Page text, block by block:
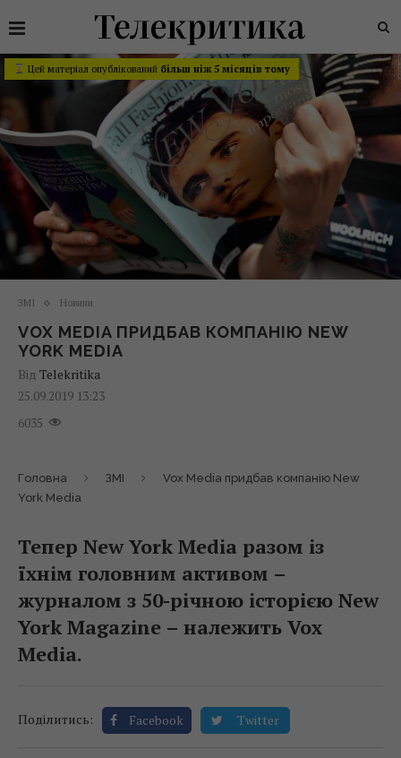
Цей матеріал опублікований більш ніж 5 місяців тому
ЗМІ Новини
VOX MEDIA ПРИДБАВ КОМПАНІЮ NEW
YORK MEDIA
Від Telekritika
25.09.2019 13:23
6035
Головна ЗМІ
Vox Media придбав компанію New
York Media
Тепер New York Media разом із
їхнім головним активом –
журналом з 50-річною історією New
York Magazine – належить Vox
Media.
Поділитись: Facebook Twitter